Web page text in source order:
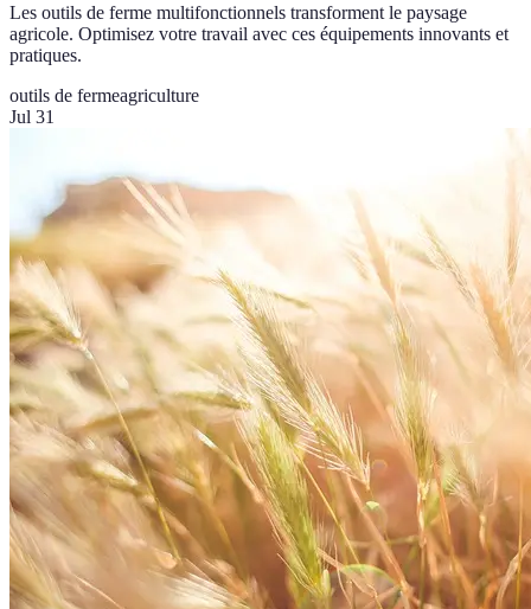
Les outils de ferme multifonctionnels transforment le paysage
agricole. Optimisez votre travail avec ces équipements innovants et
pratiques.
outils de fermeagriculture
Jul 31